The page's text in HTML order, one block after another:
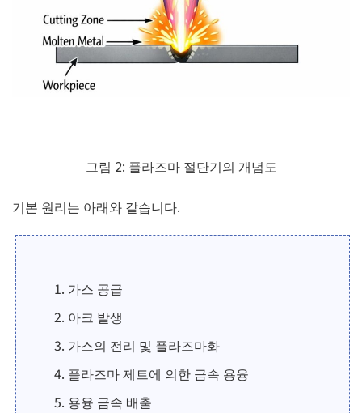
그림 2: 플라즈마 절단기의 개념도
기본 원리는 아래와 같습니다.
가스 공급
아크 발생
가스의 전리 및 플라즈마화
플라즈마 제트에 의한 금속 용융
용융 금속 배출